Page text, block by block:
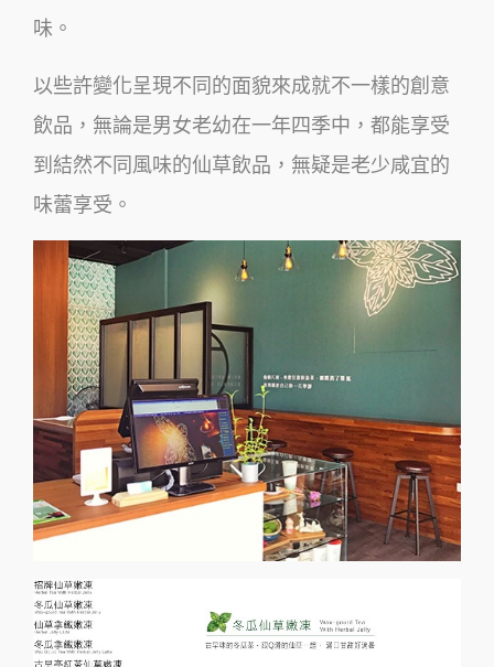
味。
以些許變化呈現不同的面貌來成就不一樣的創意
飲品，無論是男女老幼在一年四季中，都能享受
到結然不同風味的仙草飲品，無疑是老少咸宜的
味蕾享受。